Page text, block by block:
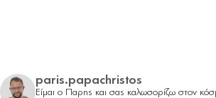
paris.papachristos
Είμαι ο Παρης και σας καλωσορίζω στον